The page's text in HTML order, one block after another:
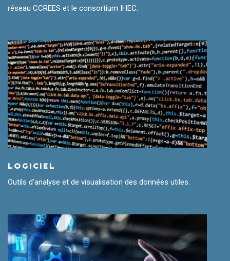
réseau CCREES et le consortium IHEC.
LOGICIEL
Outils d'analyse et de visualisation des données utiles.